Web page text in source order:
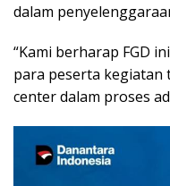
dalam
“Kami berharap FGD
para peserta
center dalam proses